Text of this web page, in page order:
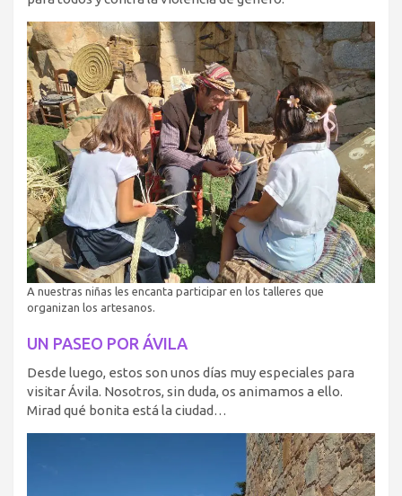
A nuestras niñas les encanta participar en los talleres que
organizan los artesanos.
UN PASEO POR ÁVILA
Desde luego, estos son unos días muy especiales para
visitar Ávila. Nosotros, sin duda, os animamos a ello.
Mirad qué bonita está la ciudad…